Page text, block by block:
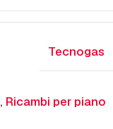
Tecnogas
, Ricambi per piano